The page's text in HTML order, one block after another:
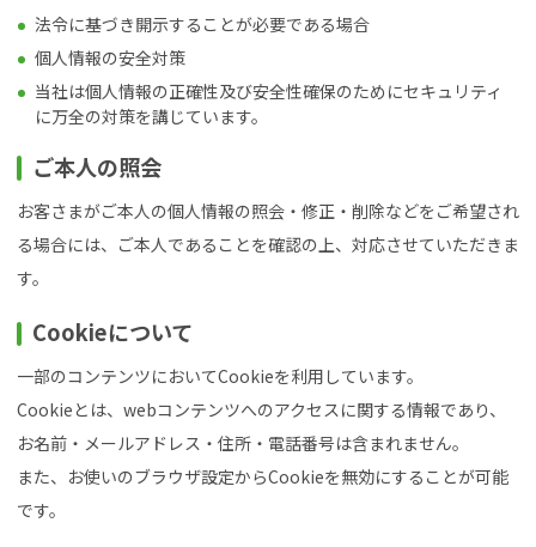
法令に基づき開示することが必要である場合
個人情報の安全対策
当社は個人情報の正確性及び安全性確保のためにセキュリティ
に万全の対策を講じています。
ご本人の照会
お客さまがご本人の個人情報の照会・修正・削除などをご希望され
る場合には、ご本人であることを確認の上、対応させていただきま
す。
Cookieについて
一部のコンテンツにおいてCookieを利用しています。
Cookieとは、webコンテンツへのアクセスに関する情報であり、
お名前・メールアドレス・住所・電話番号は含まれません。
また、お使いのブラウザ設定からCookieを無効にすることが可能
です。